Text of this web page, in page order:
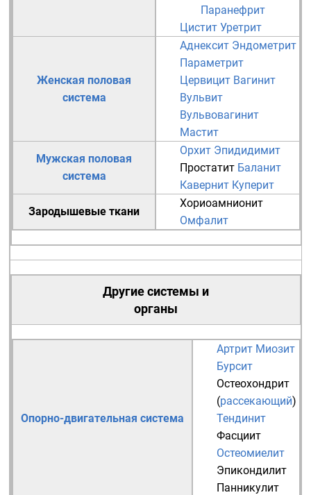
Паранефрит
Цистит Уретрит
Женская половая
система
Аднексит Эндометрит
Параметрит
Цервицит Вагинит
Вульвит
Вульвовагинит
Мастит
Мужская половая
система
Орхит Эпидидимит
Простатит Баланит
Кавернит Куперит
Зародышевые ткани
Хориоамнионит
Омфалит
Другие системы и
органы
Опорно-двигательная система
Артрит Миозит
Бурсит
Остеохондрит
(рассекающий)
Тендинит
Фасциит
Остеомиелит
Эпикондилит
Панникулит